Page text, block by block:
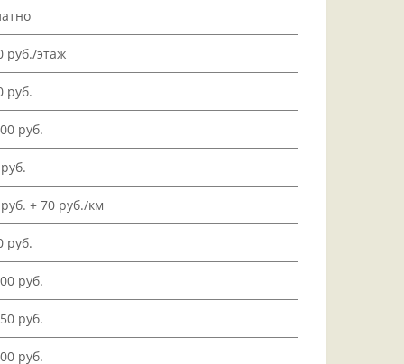
руб./этаж
руб.
руб.
+ 70 руб./км
руб.
руб.
руб.
руб.